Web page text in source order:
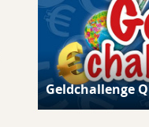
Geldchallenge